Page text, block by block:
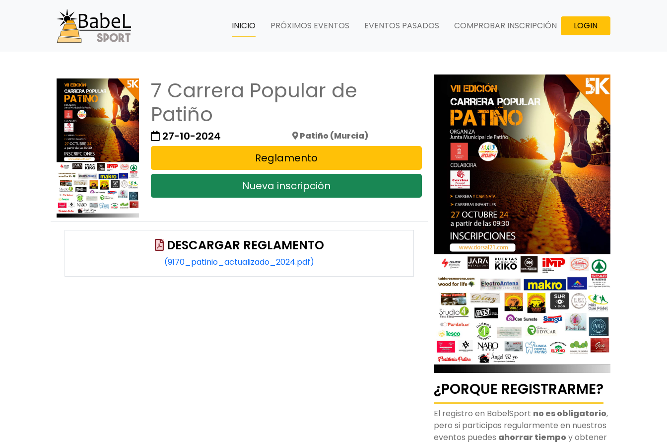
INICIO PRÓXIMOS EVENTOS EVENTOS PASADOS COMPROBAR INSCRIPCIÓN LOGIN
7 Carrera Popular de
Patiño
27-10-2024 Patiño (Murcia)
Reglamento
Nueva inscripción
DESCARGAR REGLAMENTO
(9170_patinio_actualizado_2024.pdf)
¿PORQUE REGISTRARME?
El registro en BabelSport no es obligatorio,
pero si participas regularmente en nuestros
eventos puedes ahorrar tiempo y obtener